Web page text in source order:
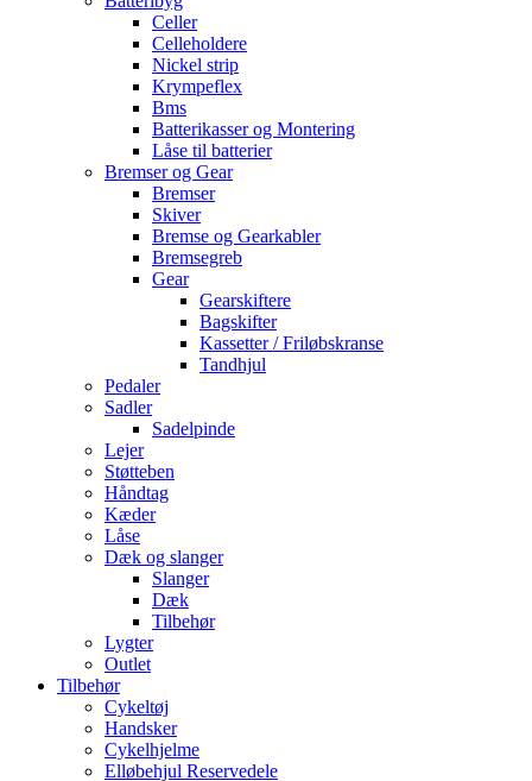
Celler
Celleholdere
Nickel strip
Krympeflex
Bms
Batterikasser og Montering
Låse til batterier
Bremser og Gear
Bremser
Skiver
Bremse og Gearkabler
Bremsegreb
Gear
Gearskiftere
Bagskifter
Kassetter / Friløbskranse
Tandhjul
Pedaler
Sadler
Sadelpinde
Lejer
Støtteben
Håndtag
Kæder
Låse
Dæk og slanger
Slanger
Dæk
Tilbehør
Lygter
Outlet
Tilbehør
Cykeltøj
Handsker
Cykelhjelme
Elløbehjul Reservedele